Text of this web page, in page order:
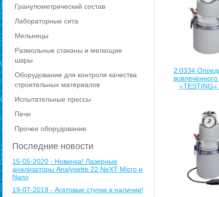
Гранулометрический состав
Лабораторные сита
Мельницы
Размольные стаканы и мелющие
шары
Оборудование для контроля качества
строительных материалов
Испытательные прессы
Печи
Прочее оборудование
Последние новости
15-05-2020 - Новинка! Лазерные
анализаторы Analysette 22 NeXT Micro и
Nano
19-07-2019 - Агатовые ступки в наличии!
2.0334
вовлечённого
«TESTING»